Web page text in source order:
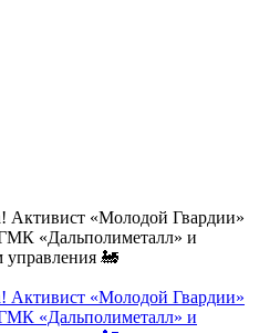
Активист «Молодой Гвардии»
«Дальполиметалл» и
управления 🚂
Активист «Молодой Гвардии»
«Дальполиметалл» и